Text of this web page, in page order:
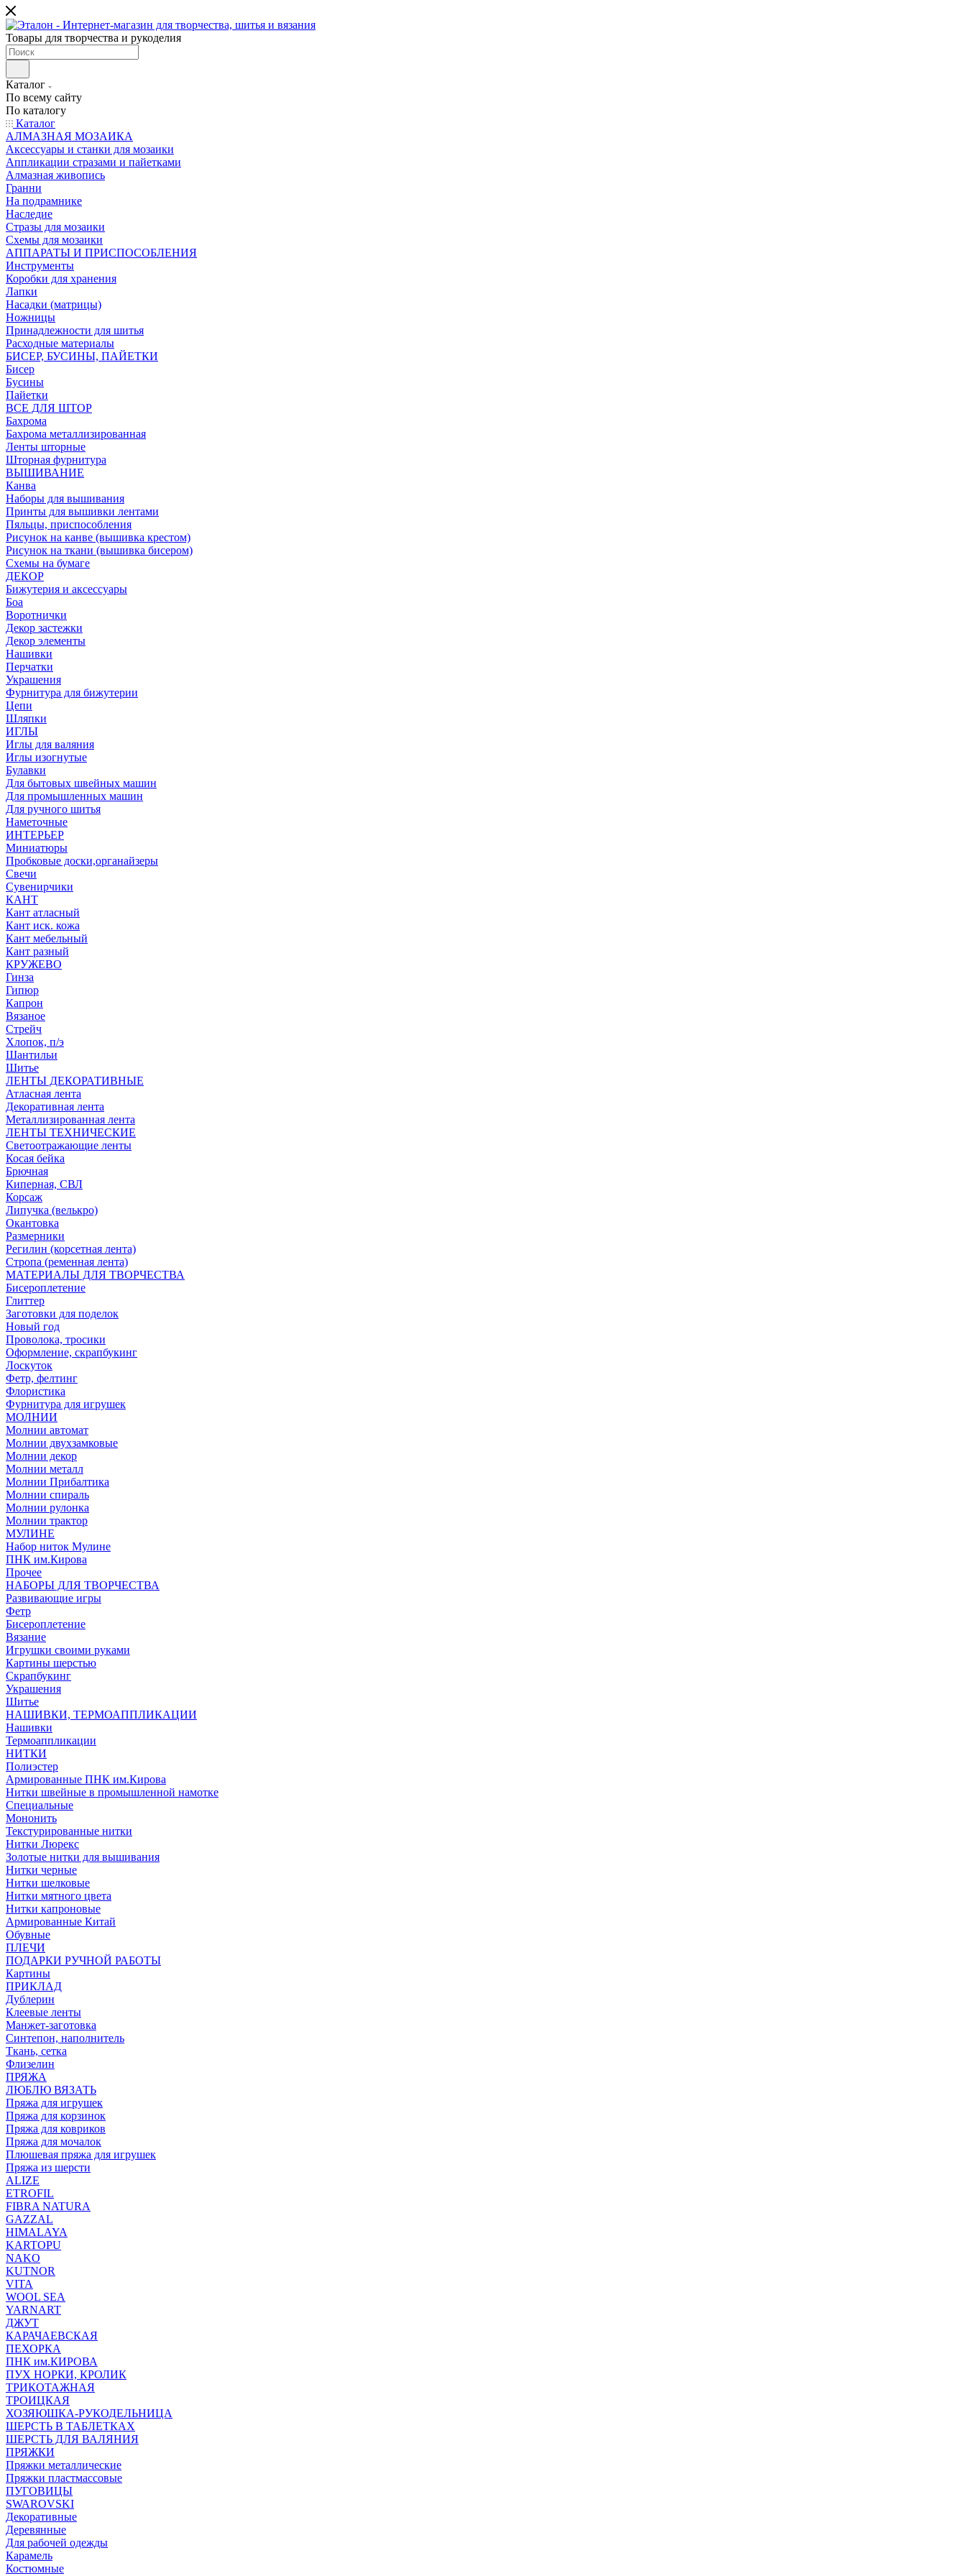
Товары для творчества и рукоделия
Каталог
По всему сайту
По каталогу
Каталог
АЛМАЗНАЯ МОЗАИКА
Аксессуары и станки для мозаики
Аппликации стразами и пайетками
Алмазная живопись
Гранни
На подрамнике
Наследие
Стразы для мозаики
Схемы для мозаики
АППАРАТЫ И ПРИСПОСОБЛЕНИЯ
Инструменты
Коробки для хранения
Лапки
Насадки (матрицы)
Ножницы
Принадлежности для шитья
Расходные материалы
БИСЕР, БУСИНЫ, ПАЙЕТКИ
Бисер
Бусины
Пайетки
ВСЕ ДЛЯ ШТОР
Бахрома
Бахрома металлизированная
Ленты шторные
Шторная фурнитура
ВЫШИВАНИЕ
Канва
Наборы для вышивания
Принты для вышивки лентами
Пяльцы, приспособления
Рисунок на канве (вышивка крестом)
Рисунок на ткани (вышивка бисером)
Схемы на бумаге
ДЕКОР
Бижутерия и аксессуары
Боа
Воротнички
Декор застежки
Декор элементы
Нашивки
Перчатки
Украшения
Фурнитура для бижутерии
Цепи
Шляпки
ИГЛЫ
Иглы для валяния
Иглы изогнутые
Булавки
Для бытовых швейных машин
Для промышленных машин
Для ручного шитья
Наметочные
ИНТЕРЬЕР
Миниатюры
Пробковые доски,органайзеры
Свечи
Сувенирчики
КАНТ
Кант атласный
Кант иск. кожа
Кант мебельный
Кант разный
КРУЖЕВО
Гинза
Гипюр
Капрон
Вязаное
Стрейч
Хлопок, п/э
Шантильи
Шитье
ЛЕНТЫ ДЕКОРАТИВНЫЕ
Атласная лента
Декоративная лента
Металлизированная лента
ЛЕНТЫ ТЕХНИЧЕСКИЕ
Светоотражающие ленты
Косая бейка
Брючная
Киперная, СВЛ
Корсаж
Липучка (велькро)
Окантовка
Размерники
Регилин (корсетная лента)
Стропа (ременная лента)
МАТЕРИАЛЫ ДЛЯ ТВОРЧЕСТВА
Бисероплетение
Глиттер
Заготовки для поделок
Новый год
Проволока, тросики
Оформление, скрапбукинг
Лоскуток
Фетр, фелтинг
Флористика
Фурнитура для игрушек
МОЛНИИ
Молнии автомат
Молнии двухзамковые
Молнии декор
Молнии металл
Молнии Прибалтика
Молнии спираль
Молнии рулонка
Молнии трактор
МУЛИНЕ
Набор ниток Мулине
ПНК им.Кирова
Прочее
НАБОРЫ ДЛЯ ТВОРЧЕСТВА
Развивающие игры
Фетр
Бисероплетение
Вязание
Игрушки своими руками
Картины шерстью
Скрапбукинг
Украшения
Шитье
НАШИВКИ, ТЕРМОАППЛИКАЦИИ
Нашивки
Термоаппликации
НИТКИ
Полиэстер
Армированные ПНК им.Кирова
Нитки швейные в промышленной намотке
Специальные
Мононить
Текстурированные нитки
Нитки Люрекс
Золотые нитки для вышивания
Нитки черные
Нитки шелковые
Нитки мятного цвета
Нитки капроновые
Армированные Китай
Обувные
ПЛЕЧИ
ПОДАРКИ РУЧНОЙ РАБОТЫ
Картины
ПРИКЛАД
Дублерин
Клеевые ленты
Манжет-заготовка
Синтепон, наполнитель
Ткань, сетка
Флизелин
ПРЯЖА
ЛЮБЛЮ ВЯЗАТЬ
Пряжа для игрушек
Пряжа для корзинок
Пряжа для ковриков
Пряжа для мочалок
Плюшевая пряжа для игрушек
Пряжа из шерсти
ALIZE
ETROFIL
FIBRA NATURA
GAZZAL
HIMALAYA
KARTOPU
NAKO
KUTNOR
VITA
WOOL SEA
YARNART
ДЖУТ
КАРАЧАЕВСКАЯ
ПЕХОРКА
ПНК им.КИРОВА
ПУХ НОРКИ, КРОЛИК
ТРИКОТАЖНАЯ
ТРОИЦКАЯ
ХОЗЯЮШКА-РУКОДЕЛЬНИЦА
ШЕРСТЬ В ТАБЛЕТКАХ
ШЕРСТЬ ДЛЯ ВАЛЯНИЯ
ПРЯЖКИ
Пряжки металлические
Пряжки пластмассовые
ПУГОВИЦЫ
SWAROVSKI
Декоративные
Деревянные
Для рабочей одежды
Карамель
Костюмные